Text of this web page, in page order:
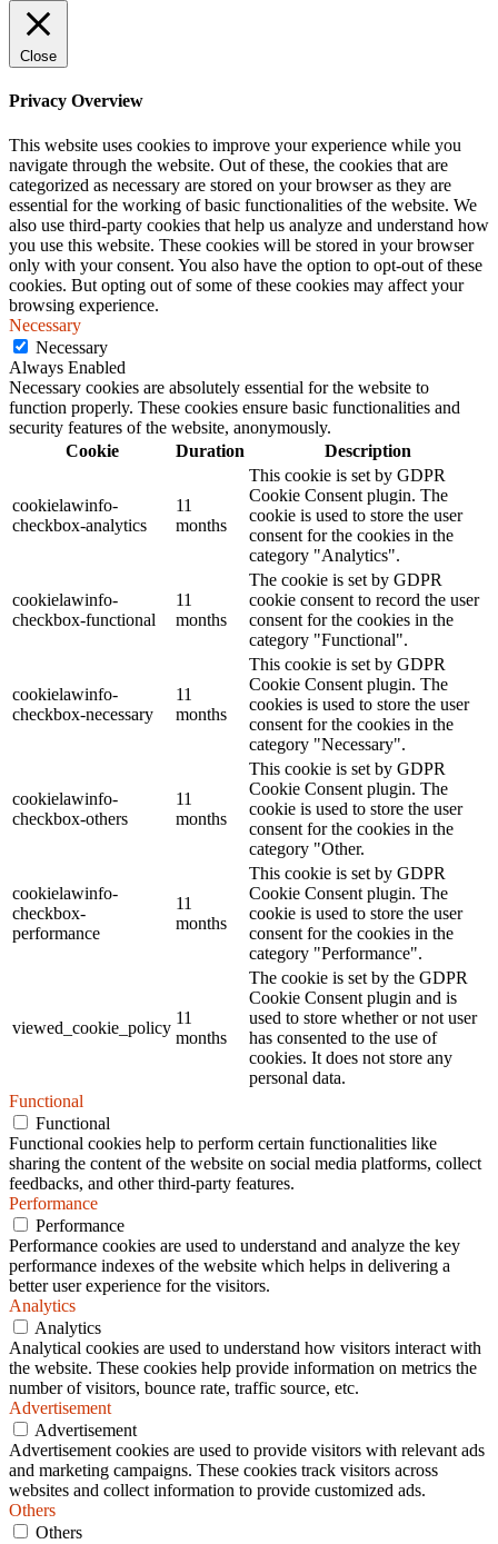
Close
Privacy Overview
This website uses cookies to improve your experience while you
navigate through the website. Out of these, the cookies that are
categorized as necessary are stored on your browser as they are
essential for the working of basic functionalities of the website. We
also use third-party cookies that help us analyze and understand how
you use this website. These cookies will be stored in your browser
only with your consent. You also have the option to opt-out of these
cookies. But opting out of some of these cookies may affect your
browsing experience.
Necessary
Necessary
Always Enabled
Necessary cookies are absolutely essential for the website to
function properly. These cookies ensure basic functionalities and
security features of the website, anonymously.
Cookie
Duration Description
cookielawinfo-
checkbox-analytics
11
months
This cookie is set by GDPR
Cookie Consent plugin. The
cookie is used to store the user
consent for the cookies in the
category "Analytics".
cookielawinfo-
checkbox-functional
11
months
The cookie is set by GDPR
cookie consent to record the user
consent for the cookies in the
category "Functional".
cookielawinfo-
checkbox-necessary
11
months
This cookie is set by GDPR
Cookie Consent plugin. The
cookies is used to store the user
consent for the cookies in the
category "Necessary".
cookielawinfo-
checkbox-others
11
months
This cookie is set by GDPR
Cookie Consent plugin. The
cookie is used to store the user
consent for the cookies in the
category "Other.
cookielawinfo-
checkbox-
performance
11
months
This cookie is set by GDPR
Cookie Consent plugin. The
cookie is used to store the user
consent for the cookies in the
category "Performance".
viewed_cookie_policy
11
months
The cookie is set by the GDPR
Cookie Consent plugin and is
used to store whether or not user
has consented to the use of
cookies. It does not store any
personal data.
Functional
Functional
Functional cookies help to perform certain functionalities like
sharing the content of the website on social media platforms, collect
feedbacks, and other third-party features.
Performance
Performance
Performance cookies are used to understand and analyze the key
performance indexes of the website which helps in delivering a
better user experience for the visitors.
Analytics
Analytics
Analytical cookies are used to understand how visitors interact with
the website. These cookies help provide information on metrics the
number of visitors, bounce rate, traffic source, etc.
Advertisement
Advertisement
Advertisement cookies are used to provide visitors with relevant ads
and marketing campaigns. These cookies track visitors across
websites and collect information to provide customized ads.
Others
Others